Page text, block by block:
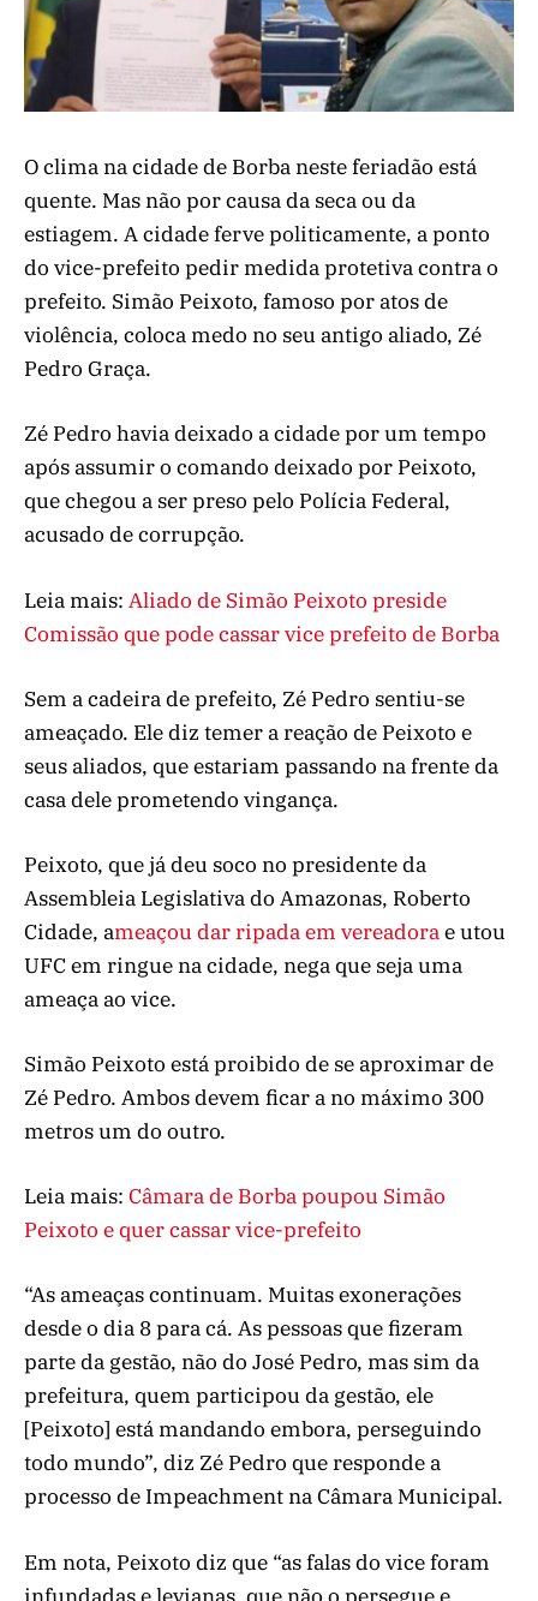
O clima na cidade de Borba neste feriadão está
quente. Mas não por causa da seca ou da
estiagem. A cidade ferve politicamente, a ponto
do vice-prefeito pedir medida protetiva contra o
prefeito. Simão Peixoto, famoso por atos de
violência, coloca medo no seu antigo aliado, Zé
Pedro Graça.
Zé Pedro havia deixado a cidade por um tempo
após assumir o comando deixado por Peixoto,
que chegou a ser preso pelo Polícia Federal,
acusado de corrupção.
Leia mais: Aliado de Simão Peixoto preside
Comissão que pode cassar vice prefeito de Borba
Sem a cadeira de prefeito, Zé Pedro sentiu-se
ameaçado. Ele diz temer a reação de Peixoto e
seus aliados, que estariam passando na frente da
casa dele prometendo vingança.
Peixoto, que já deu soco no presidente da
Assembleia Legislativa do Amazonas, Roberto
Cidade, ameaçou dar ripada em vereadorae utou
UFC em ringue na cidade, nega que seja uma
ameaça ao vice.
Simão Peixoto está proibido de se aproximar de
Zé Pedro. Ambos devem ficar a no máximo 300
metros um do outro.
Leia mais: Câmara de Borba poupou Simão
Peixoto e quer cassar vice-prefeito
“As ameaças continuam. Muitas exonerações
desde o dia 8 para cá. As pessoas que fizeram
parte da gestão, não do José Pedro, mas sim da
prefeitura, quem participou da gestão, ele
[Peixoto] está mandando embora, perseguindo
todo mundo”, diz Zé Pedro que responde a
processo de Impeachment na Câmara Municipal.
Em nota, Peixoto diz que “as falas do vice foram
infundadas e levianas, que não o persegue e